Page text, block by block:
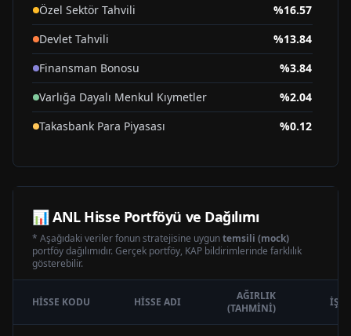
Özel Sektör Tahvili
%16.57
Devlet Tahvili
%13.84
Finansman Bonosu
%3.84
Varlığa Dayalı Menkul Kıymetler
%2.04
Takasbank Para Piyasası
%0.12
📊ANLHisse Portföyü ve Dağılımı
* Aşağıdaki veriler fonun stratejisine uyguntemsili (mock)
portföy dağılımıdır. Gerçek portföy, KAP bildirimlerinde farklılık
gösterebilir.
HISSE KODU HISSE ADI
AĞIRLIK
(TAHMINI)